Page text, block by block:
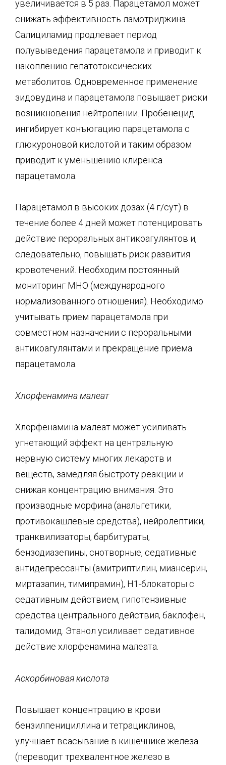
увеличивается в 5 раз. Парацетамол может
снижать эффективность ламотриджина.
Салициламид продлевает период
полувыведения парацетамола и приводит к
накоплению гепатотоксических
метаболитов. Одновременное применение
зидовудина и парацетамола повышает риски
возникновения нейтропении. Пробенецид
ингибирует конъюгацию парацетамола с
глюкуроновой кислотой и таким образом
приводит к уменьшению клиренса
парацетамола.
Парацетамол в высоких дозах (4 г/сут) в
течение более 4 дней может потенцировать
действие пероральных антикоагулянтов и,
следовательно, повышать риск развития
кровотечений. Необходим постоянный
мониторинг МНО (международного
нормализованного отношения). Необходимо
учитывать прием парацетамола при
совместном назначении с пероральными
антикоагулянтами и прекращение приема
парацетамола.
Хлорфенаминамалеат
Хлорфенамина малеат может усиливать
угнетающий эффект на центральную
нервную систему многих лекарств и
веществ, замедляя быстроту реакции и
снижая концентрацию внимания. Это
производные морфина (анальгетики,
противокашлевые средства), нейролептики,
транквилизаторы, барбитураты,
бензодиазепины, снотворные, седативные
антидепрессанты (амитриптилин, миансерин,
миртазапин, тимипрамин), H1-блокаторы с
седативным действием, гипотензивные
средства центрального действия, баклофен,
талидомид. Этанол усиливает седативное
действие хлорфенамина малеата.
Аскорбиновая кислота
Повышает концентрацию в крови
бензилпенициллина и тетрациклинов,
улучшает всасывание в кишечнике железа
(переводит трехвалентное железо в